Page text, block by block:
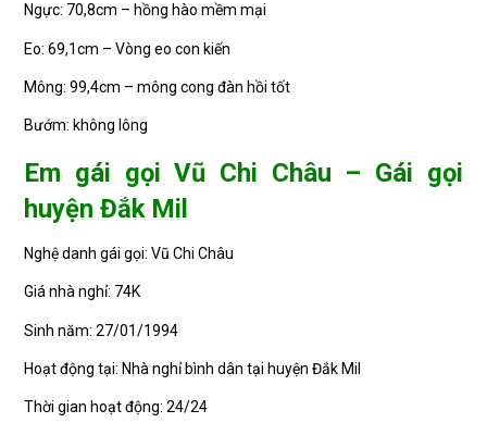
Ngực: 70,8cm – hồng hào mềm mại
Eo: 69,1cm – Vòng eo con kiến
Mông: 99,4cm – mông cong đàn hồi tốt
Bướm: không lông
Em gái gọi Vũ Chi Châu – Gái gọi
huyện Đắk Mil
Nghệ danh gái gọi: Vũ Chi Châu
Giá nhà nghỉ: 74K
Sinh năm: 27/01/1994
Hoạt động tại: Nhà nghỉ bình dân tại huyện Đắk Mil
Thời gian hoạt động: 24/24